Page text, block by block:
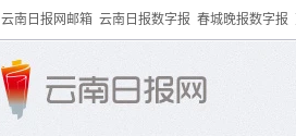
云南日报网邮箱 云南日报数字报 春城晚报数字报